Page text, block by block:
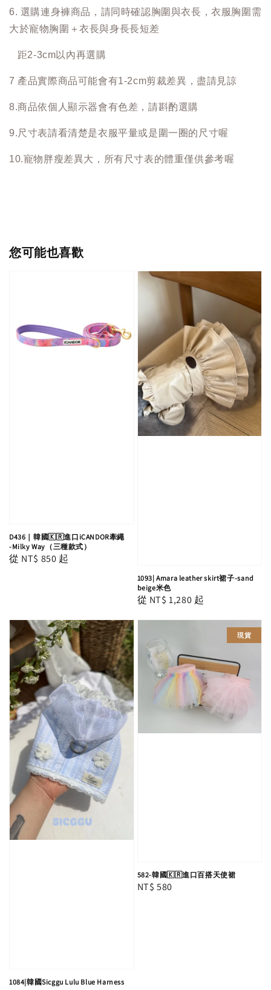
6. 選購連身褲商品，請同時確認胸圍與衣長，衣服胸圍需
大於寵物胸圍＋衣長與身長長短差
距2-3cm以內再選購
7 產品實際商品可能會有1-2cm剪裁差異，盡請見諒
8.商品依個人顯示器會有色差，請斟酌選購
9.尺寸表請看清楚是衣服平量或是圍一圈的尺寸喔
10.寵物胖瘦差異大，所有尺寸表的體重僅供參考喔
您可能也喜歡
D436｜韓國🇰🇷進口iCANDOR牽繩
-Milky Way（三種款式）
Regular
從 NT$ 850 起
1093| Amara leather skirt裙子-sand
beige米色
Regular
從 NT$ 1,280 起
1084|韓國Sicggu Lulu Blue Harness
現貨
582-韓國🇰🇷進口百搭天使裙
Regular
NT$ 580